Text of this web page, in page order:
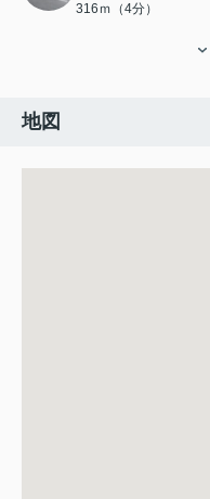
316ｍ（4分）
地図